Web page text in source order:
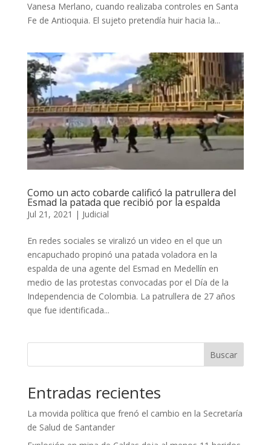
Vanesa Merlano, cuando realizaba controles en Santa
Fe de Antioquia. El sujeto pretendía huir hacia la...
Como un acto cobarde calificó la patrullera del
Esmad la patada que recibió por la espalda
Jul 21, 2021 | Judicial
En redes sociales se viralizó un video en el que un
encapuchado propinó una patada voladora en la
espalda de una agente del Esmad en Medellín en
medio de las protestas convocadas por el Día de la
Independencia de Colombia. La patrullera de 27 años
que fue identificada...
Buscar
Entradas recientes
La movida política que frenó el cambio en la Secretaría
de Salud de Santander